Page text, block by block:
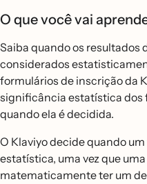
O que você vai
Saiba quando os resultados
considerados
formulários de inscrição da
significância estatística dos
quando ela é decidida.
O Klaviyo decide quando
estatística, uma vez que
matematicamente ter um